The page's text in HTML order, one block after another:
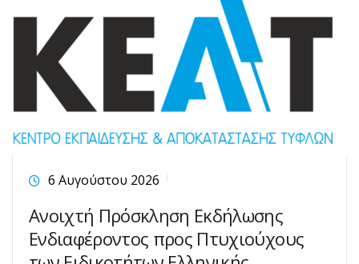
6 Αυγούστου 2026
Ανοιχτή Πρόσκληση Εκδήλωσης
Ενδιαφέροντος προς Πτυχιούχους